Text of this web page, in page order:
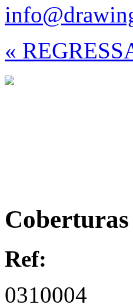
«
Ref:
0310004